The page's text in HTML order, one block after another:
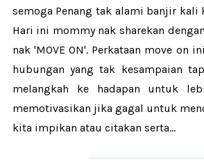
semoga Penang tak alami banjir kali
Hari ini mommy nak sharekan
nak 'MOVE ON'. Perkataan move on
hubungan yang tak kesampaian
melangkah ke hadapan untuk
memotivasikan jika gagal untuk
kita impikan atau citakan serta...